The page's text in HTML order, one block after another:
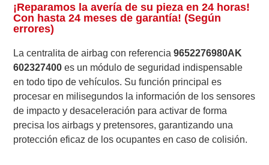
¡Reparamos la avería de su pieza en 24 horas!
Con hasta 24 meses de garantía! (Según
errores)
La centralita de airbag con referencia9652276980AK
602327400 es un módulo de seguridad indispensable
en todo tipo de vehículos. Su función principal es
procesar en milisegundos la información de los sensores
de impacto y desaceleración para activar de forma
precisa los airbags y pretensores, garantizando una
protección eficaz de los ocupantes en caso de colisión.